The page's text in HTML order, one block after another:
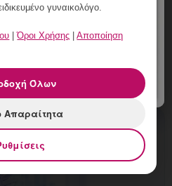
Εξειδικευμένη
γυναικολογική
γυναικολόγο.
|Όροι Χρήσης |Αποποίηση
Όλων
Απαραίτητα